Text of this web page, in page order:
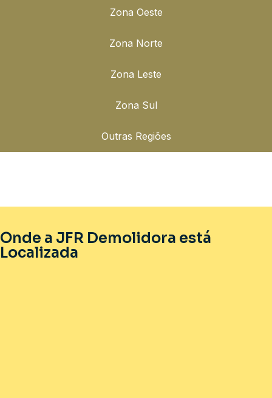
Zona Oeste
Zona Norte
Zona Leste
Zona Sul
Outras Regiões
Onde a JFR Demolidora está
Localizada